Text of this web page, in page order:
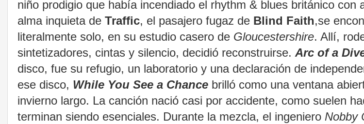
niño prodigio que había incendiado el rhythm & blues británico con
alma inquieta de Traffic, el pasajero fugaz de Blind Faith,se
literalmente solo, en su estudio casero de Gloucestershire. Allí,
sintetizadores, cintas y silencio, decidió reconstruirse. Arc of a
disco, fue su refugio, un laboratorio y una declaración de
ese disco, While You See a Chance brilló como una ventana
invierno largo. La canción nació casi por accidente, como suelen
terminan siendo esenciales. Durante la mezcla, el ingeniero Nobby